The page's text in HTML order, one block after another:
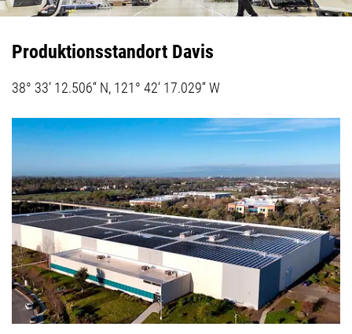
Produktionsstandort Davis
38° 33‘ 12.506“ N, 121° 42‘ 17.029“ W